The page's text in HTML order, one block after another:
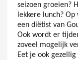
seizoen groeien?
lekkere lunch?
een diëtist van
Ook wordt er
zoveel mogelijk
Eet je ook